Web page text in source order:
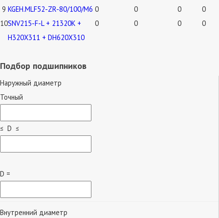
9 KGEH.MLF52-ZR-80/100/M6 0 0 0
0
10SNV215-F-L + 21320K +
H320X311 + DH620X310
0 0 0 0
Подбор подшипников
Наружный диаметр
Точный
≤ D ≤
D =
Внутренний диаметр